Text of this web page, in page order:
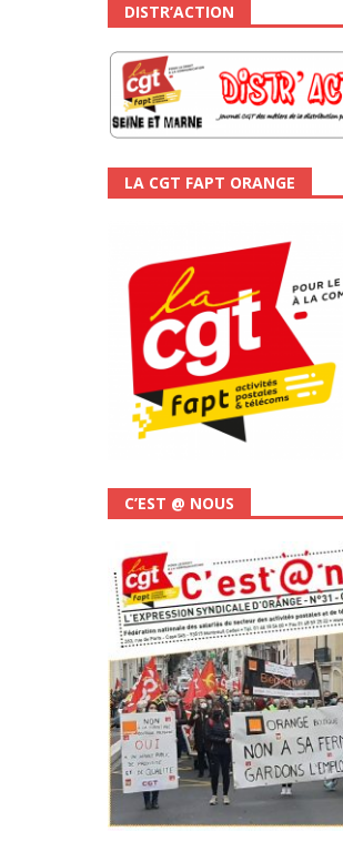
DISTR’ACTION
LA CGT FAPT ORANGE
C’EST @ NOUS